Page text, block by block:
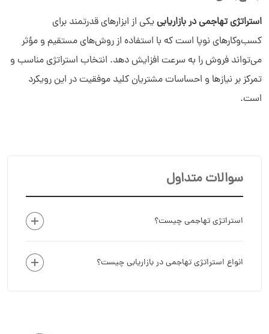
استراتژی تهاجمی در بازاریابییکی از ابزارهای قدرتمند برای
کسب‌وکارهای نوپا است که با استفاده از روش‌های مستقیم و مؤثر
می‌تواند فروش را به سرعت افزایش دهد. انتخاب استراتژی مناسب و
تمرکز بر نیازها و احساسات مشتریان کلید موفقیت در این رویکرد
است.
سوالات متداول
استراتژی تهاجمی چیست؟
انواع استراتژی‌ تهاجمی در بازاریابی چیست؟